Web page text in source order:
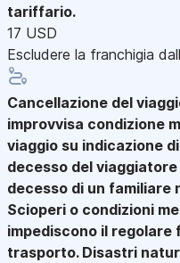
tariffario.
17 USD
Escludere la franchigia
Cancellazione del
improvvisa condizione
viaggio su indicazione
decesso del
decesso di un familiare
Scioperi o condizioni
impediscono il regolare
trasporto. Disastri